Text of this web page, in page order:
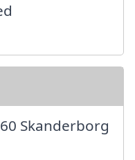
Skanderborg